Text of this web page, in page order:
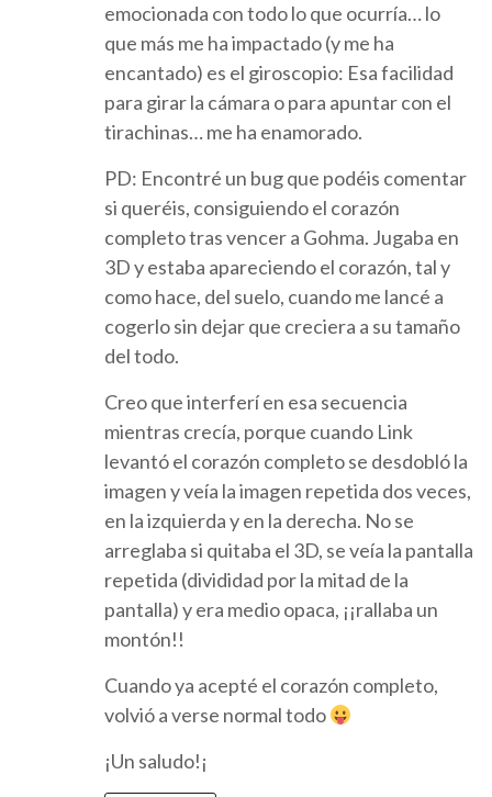
emocionada con todo lo que ocurría… lo
que más me ha impactado (y me ha
encantado) es el giroscopio: Esa facilidad
para girar la cámara o para apuntar con el
tirachinas… me ha enamorado.
PD: Encontré un bug que podéis comentar
si queréis, consiguiendo el corazón
completo tras vencer a Gohma. Jugaba en
3D y estaba apareciendo el corazón, tal y
como hace, del suelo, cuando me lancé a
cogerlo sin dejar que creciera a su tamaño
del todo.
Creo que interferí en esa secuencia
mientras crecía, porque cuando Link
levantó el corazón completo se desdobló la
imagen y veía la imagen repetida dos veces,
en la izquierda y en la derecha. No se
arreglaba si quitaba el 3D, se veía la pantalla
repetida (divididad por la mitad de la
pantalla) y era medio opaca, ¡¡rallaba un
montón!!
Cuando ya acepté el corazón completo,
volvió a verse normal todo
¡Un saludo!¡